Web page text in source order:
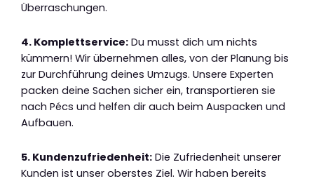
Überraschungen.
4. Komplettservice: Du musst dich um nichts
kümmern! Wir übernehmen alles, von der Planung bis
zur Durchführung deines Umzugs. Unsere Experten
packen deine Sachen sicher ein, transportieren sie
nach Pécs und helfen dir auch beim Auspacken und
Aufbauen.
5. Kundenzufriedenheit: Die Zufriedenheit unserer
Kunden ist unser oberstes Ziel. Wir haben bereits